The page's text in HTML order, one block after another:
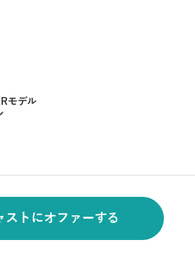
モデル
ストにオファーする